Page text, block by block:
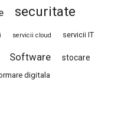
securitate
servicii cloud servicii IT
Software stocare
digitala